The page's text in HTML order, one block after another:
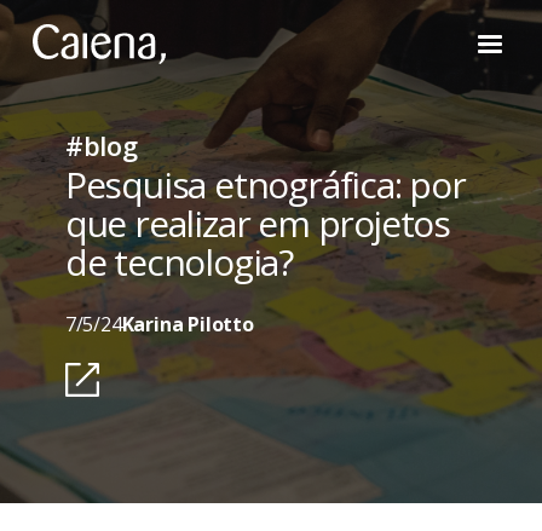
#blog
Pesquisa etnográfica: por
que realizar em projetos
de tecnologia?
7/5/24Karina Pilotto